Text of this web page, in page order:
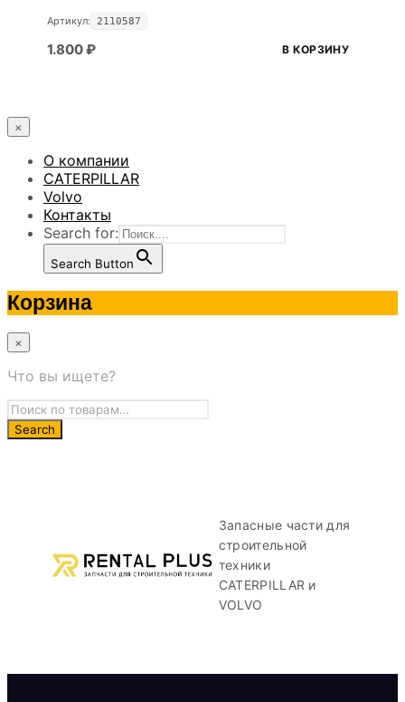
Артикул: 2110587
1.800₽ В КОРЗИНУ
×
О компании
CATERPILLAR
Volvo
Контакты
Search for:
Search Button
Корзина
×
Что вы ищете?
Запасные части для
строительной
техники
CATERPILLAR и
VOLVO